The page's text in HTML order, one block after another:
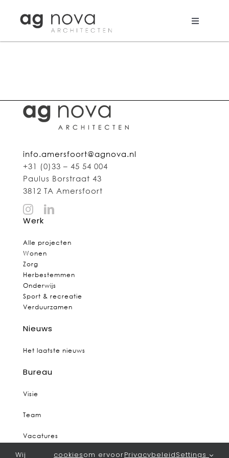
content
Toggle
Aanpak
Search
for:
info.amersfoort@agnova.nl
+31 (0)33 – 45 54 004
Paulus Borstraat 43
3812 TA Amersfoort
Werk
Alle projecten
Wonen
Zorg
Herbestemmen
Onderwijs
Sport & recreatie
Verduurzamen
Nieuws
Het laatste nieuws
Bureau
Visie
Team
Vacatures
Wij cookiesom ervoorPrivacybeleidSettings